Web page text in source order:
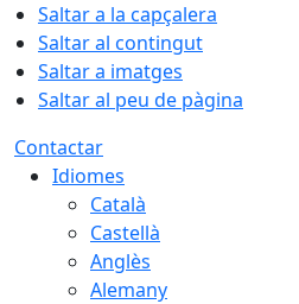
Saltar a la capçalera
Saltar al contingut
Saltar a imatges
Saltar al peu de pàgina
Contactar
Idiomes
Català
Castellà
Anglès
Alemany